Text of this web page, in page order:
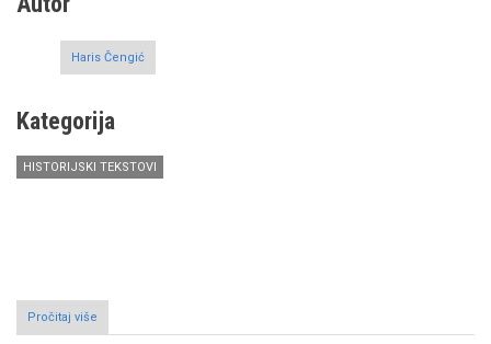
Haris Čengić
Kategorija
HISTORIJSKI TEKSTOVI
Pročitaj više
Kazivanje